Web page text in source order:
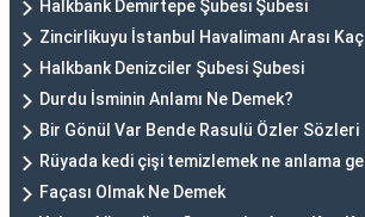
Halkbank Demirtepe Şubesi Şubesi
Zincirlikuyu İstanbul Havalimanı Arası
Halkbank Denizciler Şubesi Şubesi
Durdu İsminin Anlamı Ne Demek?
Bir Gönül Var Bende Rasulü Özler Sözleri
Rüyada kedi çişi temizlemek ne anlama
Façası Olmak Ne Demek